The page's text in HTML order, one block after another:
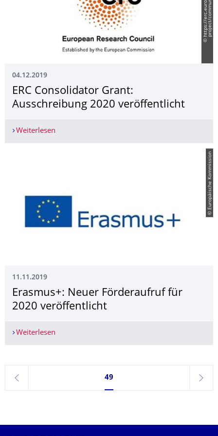
04.12.2019
ERC Consolidator Grant:
Ausschreibung 2020 veröffentlicht
Weiterlesen
© Europäische Kommission
11.11.2019
Erasmus+: Neuer Förderaufruf für
2020 veröffentlicht
Weiterlesen
zurück
Seite 49, aktuell ausgewählt
49
weiter